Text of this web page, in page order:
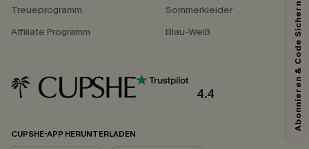
Treueprogramm
Affiliate Programm
Sommerkleider
Blau-Weiß
4.4
CUPSHE-APP HERUNTERLADEN
Abonnieren & Code Sichern